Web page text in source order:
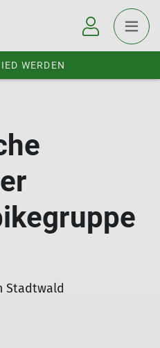
WERDEN
Stadtwald